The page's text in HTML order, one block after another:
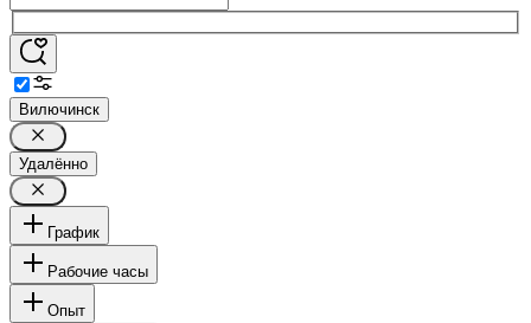
Вилючинск
Удалённо
График
Рабочие часы
Опыт